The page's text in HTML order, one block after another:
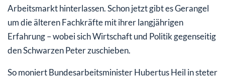
Arbeitsmarkt hinterlassen. Schon jetzt gibt es Gerangel
um die älteren Fachkräfte mit ihrer langjährigen
Erfahrung – wobei sich Wirtschaft und Politik gegenseitig
den Schwarzen Peter zuschieben.
So moniert Bundesarbeitsminister Hubertus Heil in steter